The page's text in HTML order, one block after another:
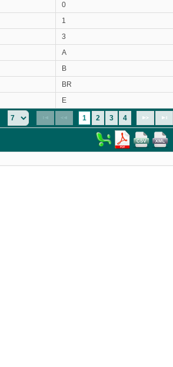
0
1
3
A
B
BR
E
1 2 3 4